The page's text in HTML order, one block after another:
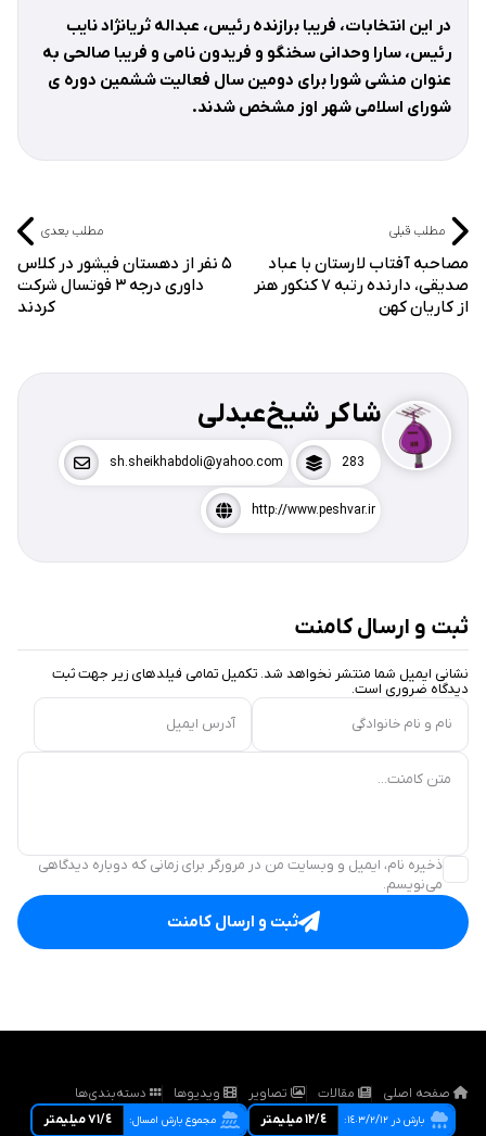
در این انتخابات، فریبا برازنده رئیس، عبداله ثریانژاد نایب
رئیس، سارا وحدانی سخنگو و فریدون نامی و فریبا صالحی به
عنوان منشی شورا برای دومین سال فعالیت ششمین دوره ی
شورای اسلامی شهر اوز مشخص شدند.
مطلب قبلی
مصاحبه آفتاب لارستان با عباد
صدیقی، دارنده رتبه ۷ کنکور هنر
از کاریان کهن
مطلب بعدی
۵ نفر از دهستان فیشور در کلاس
داوری درجه ٣ فوتسال شرکت
کردند
شاکر شیخ‌عبدلی
283
sh.sheikhabdoli@yahoo.com
http://www.peshvar.ir
ثبت و ارسال کامنت
نشانی ایمیل شما منتشر نخواهد شد. تکمیل تمامی فیلد‌های زیر جهت ثبت
دیدگاه ضروری است.
نام و نام خانوادگی
آدرس ایمیل
متن کامنت...
ذخیره نام، ایمیل و وبسایت من در مرورگر برای زمانی که دوباره دیدگاهی
می‌نویسم.
ثبت و ارسال کامنت
صفحه اصلی مقالات تصاویر ویدیوها دسته‌بندی‌ها
بارش در ١٤٠٣/٢/١٢: ١٢/٤ ميليمتر مجموع بارش امسال: ٧١/٤ ميليمتر